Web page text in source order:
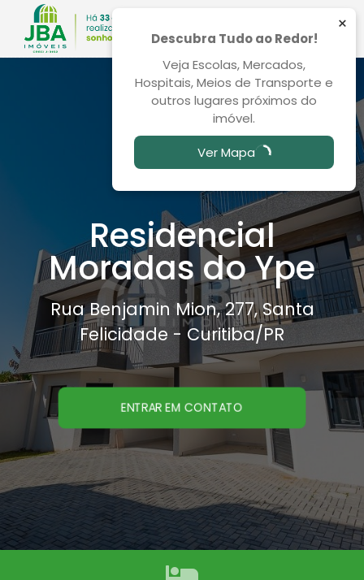
Residencial
Moradas do Ype
Rua Benjamin Mion, 277, Santa
Felicidade - Curitiba/PR
ENTRAR EM CONTATO
×
Descubra Tudo ao Redor!
Veja Escolas, Mercados,
Hospitais, Meios de Transporte e
outros lugares próximos do
imóvel.
Ver Mapa